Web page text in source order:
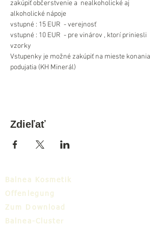
zakúpiť občerstvenie a  nealkoholické aj
alkoholické nápoje
vstupné : 15 EUR  - verejnosť
vstupné : 10 EUR  - pre vinárov , ktorí priniesli
vzorky
Vstupenky je možné zakúpiť na mieste konania
podujatia (KH Minerál)
Zdieľať
Balnea Kosmetik
Offenlegung
Zum Download
Balnea-Cluster